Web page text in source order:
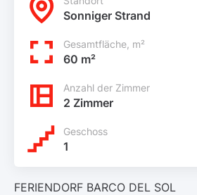
Sonniger Strand
Gesamtfläche, m²
60 m²
Anzahl der Zimmer
2 Zimmer
Geschoss
1
FERIENDORF BARCO DEL SOL